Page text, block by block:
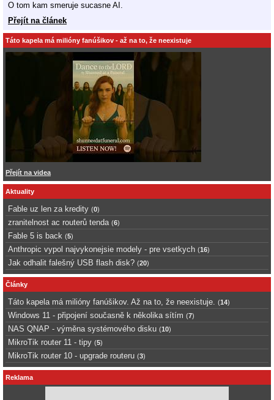
O tom kam smeruje sucasne AI.
Přejít na článek
Táto kapela má milióny fanúšikov - až na to, že neexistuje
Přejít na videa
Aktuality
Fable uz len za kredity (0)
zranitelnost ac routerů tenda (6)
Fable 5 is back (5)
Anthropic vypol najvykonejsie modely - pre vsetkych (16)
Jak odhalit falešný USB flash disk? (20)
Články
Táto kapela má milióny fanúšikov. Až na to, že neexistuje. (14)
Windows 11 - připojení současně k několika sítím (7)
NAS QNAP - výměna systémového disku (10)
MikroTik router 11 - tipy (5)
MikroTik router 10 - upgrade routeru (3)
Reklama